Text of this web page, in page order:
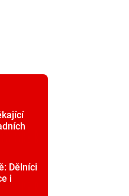
bitcoinů. Stal se obětí
Dělníci
i